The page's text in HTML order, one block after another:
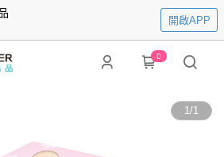
開啟APP
0
1/1